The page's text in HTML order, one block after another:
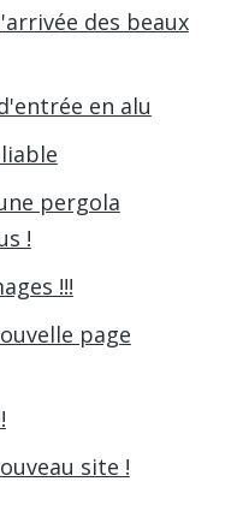
des beaux
en alu
pergola
!
!!!
page
site !